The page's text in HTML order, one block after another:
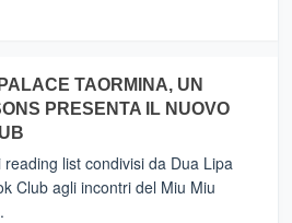
TAORMINA, UN
PRESENTA IL NUOVO
list condivisi da Dua Lipa
Club agli incontri del Miu Miu